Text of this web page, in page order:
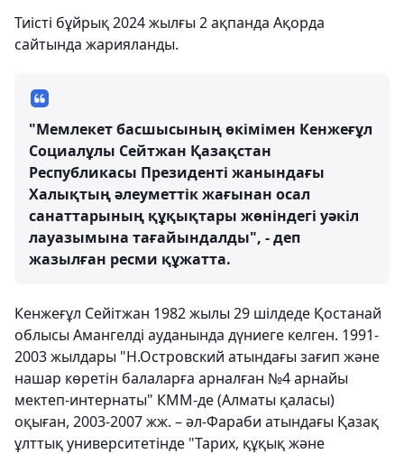
Тиісті бұйрық 2024 жылғы 2 ақпанда Ақорда
сайтында жарияланды.
"Мемлекет басшысының өкімімен Кенжеғұл
Социалұлы Сейтжан Қазақстан
Республикасы Президенті жанындағы
Халықтың әлеуметтік жағынан осал
санаттарының құқықтары жөніндегі уәкіл
лауазымына тағайындалды", - деп
жазылған ресми құжатта.
Кенжеғұл Сейітжан 1982 жылы 29 шілдеде Қостанай
облысы Амангелді ауданында дүниеге келген. 1991-
2003 жылдары "Н.Островский атындағы зағип және
нашар көретін балаларға арналған №4 арнайы
мектеп-интернаты" КММ-де (Алматы қаласы)
оқыған, 2003-2007 жж. – әл-Фараби атындағы Қазақ
ұлттық университетінде "Тарих, құқық және